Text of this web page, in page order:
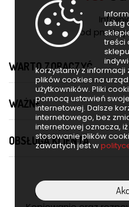
treści
korzystamy z
plików cookies na
użytkowników. Pliki
pomocą ustawień
internetowej. Dalsze
internetowego, bez
internetowej oznacza,
stosowanie plików
zawartych jest w
od pn. do
WARTO ZOBACZYĆ
WAŻNE
OBSŁUGA KLIENTA
© 2026 Furnero.